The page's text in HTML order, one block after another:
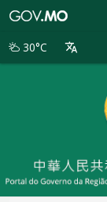
別
30°C